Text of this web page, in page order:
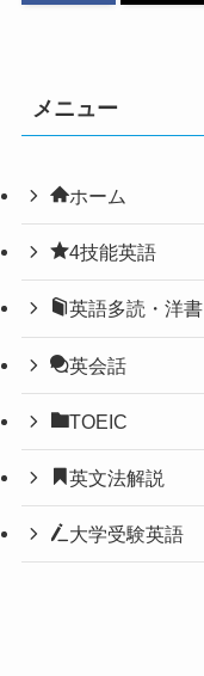
メニュー
ホーム
4技能英語
英語多読・洋書
英会話
TOEIC
英文法解説
大学受験英語